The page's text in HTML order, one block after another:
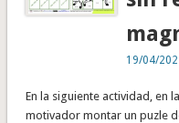
19/04/
En la siguiente actividad, en
motivador montar un puzle